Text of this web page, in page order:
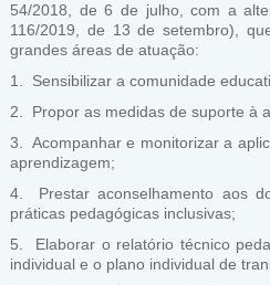
54/2018, de 6 de julho, com a
116/2019, de 13 de setembro),
grandes áreas de atuação:
1. Sensibilizar a comunidade
2. Propor as medidas de suporte à
3. Acompanhar e monitorizar a
aprendizagem;
4. Prestar aconselhamento aos
práticas pedagógicas inclusivas;
5. Elaborar o relatório técnico
individual e o plano individual de